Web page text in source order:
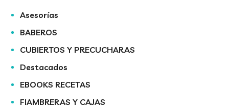
Asesorías
BABEROS
CUBIERTOS Y PRECUCHARAS
Destacados
EBOOKS RECETAS
FIAMBRERAS Y CAJAS